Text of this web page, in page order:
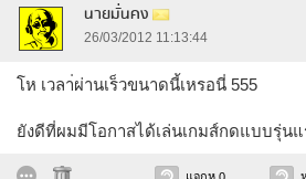
นายมั่นคง
26/03/2012 11:13:44
โห เวลา่ผ่านเร็วขนาดนี้เหรอนี่ 555
ยังดีที่ผมมีโอกาสได้เล่นเกมส์กดแบบรุ่นแ